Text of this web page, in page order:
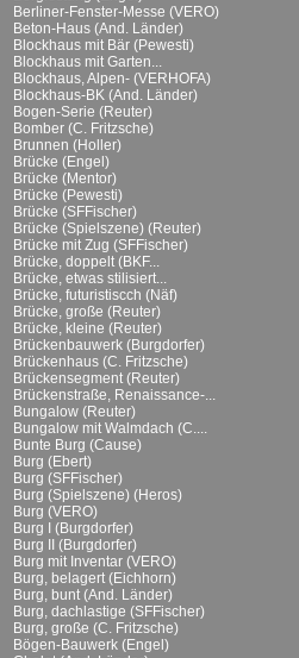
Berliner-Fenster-Messe (VERO)
Beton-Haus (And. Länder)
Blockhaus mit Bär (Pewesti)
Blockhaus mit Garten...
Blockhaus, Alpen- (VERHOFA)
Blockhaus-BK (And. Länder)
Bogen-Serie (Reuter)
Bomber (C. Fritzsche)
Brunnen (Holler)
Brücke (Engel)
Brücke (Mentor)
Brücke (Pewesti)
Brücke (SFFischer)
Brücke (Spielszene) (Reuter)
Brücke mit Zug (SFFischer)
Brücke, doppelt (BKF...
Brücke, etwas stilisiert...
Brücke, futuristiscch (Näf)
Brücke, große (Reuter)
Brücke, kleine (Reuter)
Brückenbauwerk (Burgdorfer)
Brückenhaus (C. Fritzsche)
Brückensegment (Reuter)
Brückenstraße, Renaissance-...
Bungalow (Reuter)
Bungalow mit Walmdach (C....
Bunte Burg (Cause)
Burg (Ebert)
Burg (SFFischer)
Burg (Spielszene) (Heros)
Burg (VERO)
Burg I (Burgdorfer)
Burg II (Burgdorfer)
Burg mit Inventar (VERO)
Burg, belagert (Eichhorn)
Burg, bunt (And. Länder)
Burg, dachlastige (SFFischer)
Burg, große (C. Fritzsche)
Bögen-Bauwerk (Engel)